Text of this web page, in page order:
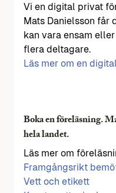
Vi en digital privat
Mats Danielsson får
kan vara ensam
flera deltagare.
Läs mer om en
Boka en föreläsning.
hela landet.
Läs mer om
Framgångsrikt
Vett och etikett